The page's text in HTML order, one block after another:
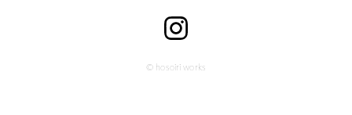
© hosoiri works